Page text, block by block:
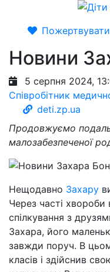
Пожертвувати
Новини
5 серпня 2024,
Співробітник
deti.zp.ua
Продовжуємо
малозабезпеченої
Нещодавно Захару
Через часті
спілкування з
Захара, його
завжди поруч. В
класів і здійснив